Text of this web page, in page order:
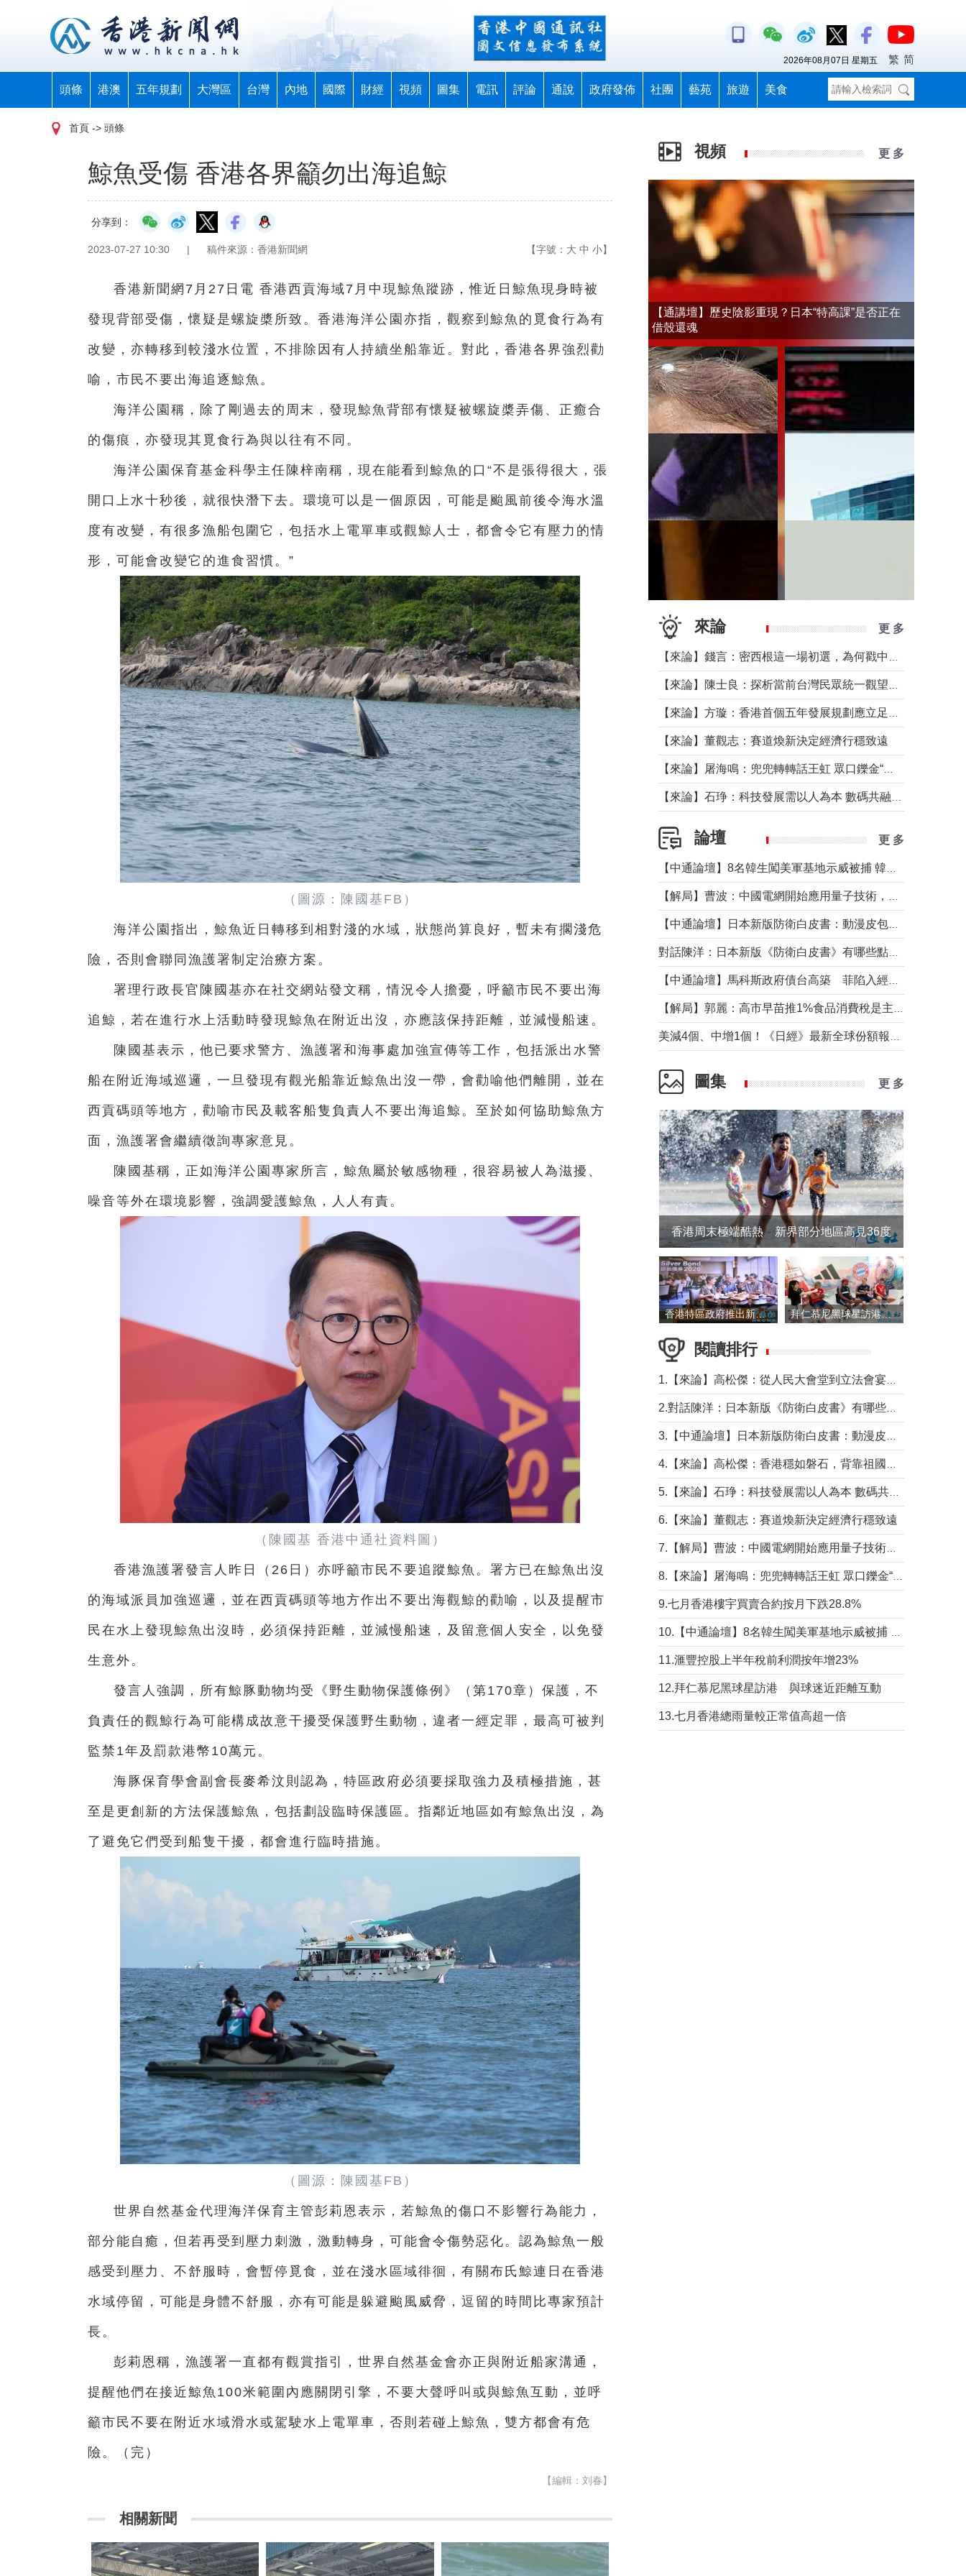
頭條 港澳 五年規劃 大灣區 台灣 內地 國際 財經 視頻 圖集 電訊 評論 通說 政府發佈 社團 藝苑 旅遊 美食
2026年08月07日 星期五 繁 简
首頁 -> 頭條
鯨魚受傷 香港各界籲勿出海追鯨
分享到：
2023-07-27 10:30 | 稿件來源：香港新聞網 【字號： 大 中 小】
香港新聞網7月27日電 香港西貢海域7月中現鯨魚蹤跡，惟近日鯨魚現身時被
發現背部受傷，懷疑是螺旋槳所致。香港海洋公園亦指，觀察到鯨魚的覓食行為有
改變，亦轉移到較淺水位置，不排除因有人持續坐船靠近。對此，香港各界強烈勸
喻，市民不要出海追逐鯨魚。
海洋公園稱，除了剛過去的周末，發現鯨魚背部有懷疑被螺旋槳弄傷、正癒合
的傷痕，亦發現其覓食行為與以往有不同。
海洋公園保育基金科學主任陳梓南稱，現在能看到鯨魚的口“不是張得很大，張
開口上水十秒後，就很快潛下去。環境可以是一個原因，可能是颱風前後令海水溫
度有改變，有很多漁船包圍它，包括水上電單車或觀鯨人士，都會令它有壓力的情
形，可能會改變它的進食習慣。”
（圖源：陳國基FB）
海洋公園指出，鯨魚近日轉移到相對淺的水域，狀態尚算良好，暫未有擱淺危
險，否則會聯同漁護署制定治療方案。
署理行政長官陳國基亦在社交網站發文稱，情況令人擔憂，呼籲市民不要出海
追鯨，若在進行水上活動時發現鯨魚在附近出沒，亦應該保持距離，並減慢船速。
陳國基表示，他已要求警方、漁護署和海事處加強宣傳等工作，包括派出水警
船在附近海域巡邏，一旦發現有觀光船靠近鯨魚出沒一帶，會勸喻他們離開，並在
西貢碼頭等地方，勸喻市民及載客船隻負責人不要出海追鯨。至於如何協助鯨魚方
面，漁護署會繼續徵詢專家意見。
陳國基稱，正如海洋公園專家所言，鯨魚屬於敏感物種，很容易被人為滋擾、
噪音等外在環境影響，強調愛護鯨魚，人人有責。
（陳國基 香港中通社資料圖）
香港漁護署發言人昨日（26日）亦呼籲市民不要追蹤鯨魚。署方已在鯨魚出沒
的海域派員加強巡邏，並在西貢碼頭等地方作出不要出海觀鯨的勸喻，以及提醒市
民在水上發現鯨魚出沒時，必須保持距離，並減慢船速，及留意個人安全，以免發
生意外。
發言人強調，所有鯨豚動物均受《野生動物保護條例》（第170章）保護，不
負責任的觀鯨行為可能構成故意干擾受保護野生動物，違者一經定罪，最高可被判
監禁1年及罰款港幣10萬元。
海豚保育學會副會長麥希汶則認為，特區政府必須要採取強力及積極措施，甚
至是更創新的方法保護鯨魚，包括劃設臨時保護區。指鄰近地區如有鯨魚出沒，為
了避免它們受到船隻干擾，都會進行臨時措施。
（圖源：陳國基FB）
世界自然基金代理海洋保育主管彭莉恩表示，若鯨魚的傷口不影響行為能力，
部分能自癒，但若再受到壓力刺激，激動轉身，可能會令傷勢惡化。認為鯨魚一般
感受到壓力、不舒服時，會暫停覓食，並在淺水區域徘徊，有關布氏鯨連日在香港
水域停留，可能是身體不舒服，亦有可能是躲避颱風威脅，逗留的時間比專家預計
長。
彭莉恩稱，漁護署一直都有觀賞指引，世界自然基金會亦正與附近船家溝通，
提醒他們在接近鯨魚100米範圍內應關閉引擎，不要大聲呼叫或與鯨魚互動，並呼
籲市民不要在附近水域滑水或駕駛水上電單車，否則若碰上鯨魚，雙方都會有危
險。（完）
【編輯：刘春】
相關新聞
視頻 更 多
【通講壇】歷史陰影重現？日本“特高課”是否正在
借殼還魂
來論 更 多
【來論】董觀志：賽道煥新決定經濟行穩致遠
論壇 更 多
圖集 更 多
香港周末極端酷熱 新界部分地區高見36度
香港特區政府推出新一批銀色債券 每手1萬元保底息4.25厘 拜仁慕尼黑球星訪港 與球迷近距離互動
閱讀排行
6.【來論】董觀志：賽道煥新決定經濟行穩致遠
9.七月香港樓宇買賣合約按月下跌28.8%
11.滙豐控股上半年稅前利潤按年增23%
12.拜仁慕尼黑球星訪港 與球迷近距離互動
13.七月香港總雨量較正常值高超一倍